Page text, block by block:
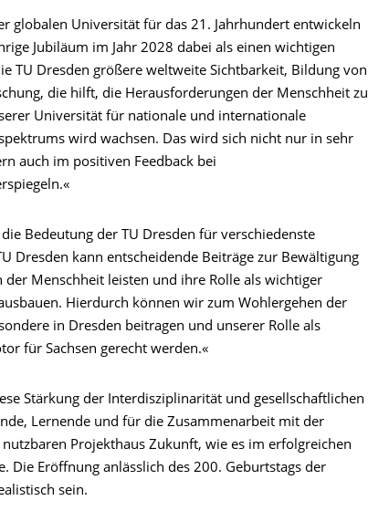
globalen Universität für das 21. Jahrhundert entwickeln
Jubiläum im Jahr 2028 dabei als einen wichtigen
TU Dresden größere weltweite Sichtbarkeit, Bildung von
die hilft, die Herausforderungen der Menschheit zu
Universität für nationale und internationale
wird wachsen. Das wird sich nicht nur in sehr
auch im positiven Feedback bei
Bedeutung der TU Dresden für verschiedenste
Dresden kann entscheidende Beiträge zur Bewältigung
Menschheit leisten und ihre Rolle als wichtiger
Hierdurch können wir zum Wohlergehen der
in Dresden beitragen und unserer Rolle als
für Sachsen gerecht werden.«
Stärkung der Interdisziplinarität und gesellschaftlichen
Lernende und für die Zusammenarbeit mit der
Projekthaus Zukunft, wie es im erfolgreichen
Die Eröffnung anlässlich des 200. Geburtstags der
sein.